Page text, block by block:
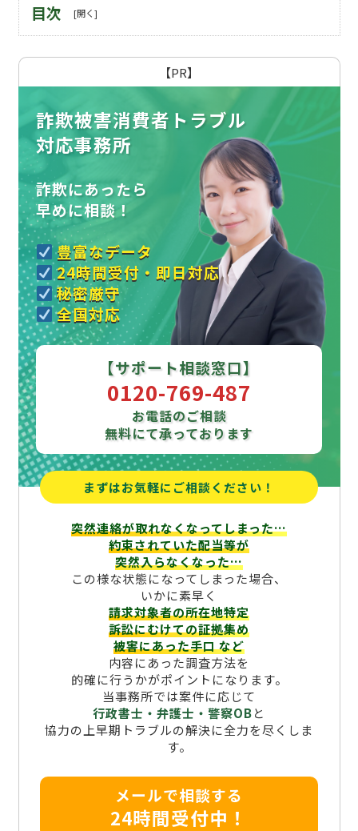
目次
【PR】
詐欺被害消費者トラブル
対応事務所
詐欺にあったら
早めに相談！
豊富なデータ
24時間受付・即日対応
秘密厳守
全国対応
【サポート相談窓口】
0120-769-487
お電話のご相談
無料にて承っております
まずはお気軽にご相談ください！
突然連絡が取れなくなってしまった…
約束されていた配当等が
突然入らなくなった…
この様な状態になってしまった場合、
いかに素早く
請求対象者の所在地特定
訴訟にむけての証拠集め
被害にあった手口など
内容にあった調査方法を
的確に行うかがポイントになります。
当事務所では案件に応じて
行政書士・弁護士・警察OBと
協力の上早期トラブルの解決に全力を尽くしま
す。
メールで相談する
24時間受付中！